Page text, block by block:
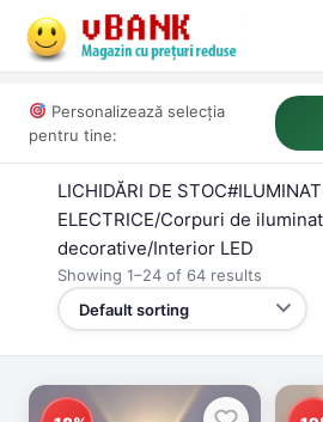
Personalizează selecția
pentru tine:
LICHIDĂRI DE
ELECTRICE/Corpuri de iluminat
decorative/Interior LED
Showing 1–24 of 64 results